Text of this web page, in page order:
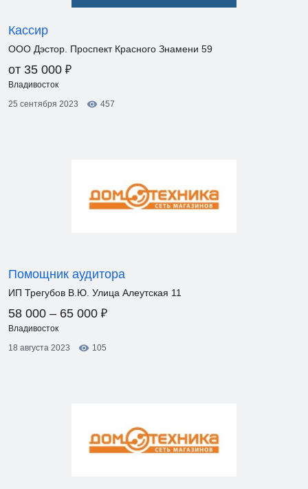
Кассир
ООО Дэстор. Проспект Красного Знамени 59
от 35 000 ₽
Владивосток
25 сентября 2023
457
Помощник аудитора
ИП Трегубов В.Ю. Улица Алеутская 11
58 000 – 65 000 ₽
Владивосток
18 августа 2023
105